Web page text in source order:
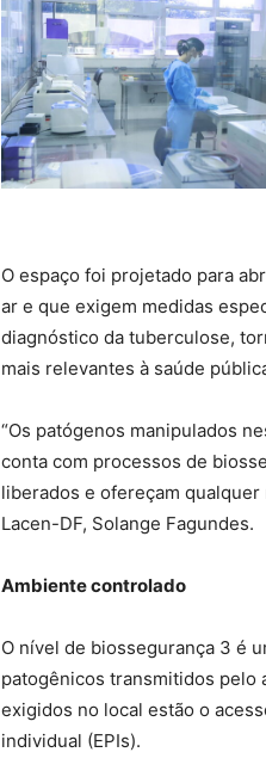
O espaço foi projetado para
ar e que exigem medidas
diagnóstico da tuberculose,
mais relevantes à saúde
“Os patógenos manipulados
conta com processos de
liberados e ofereçam
Lacen-DF, Solange Fagundes.
Ambiente controlado
O nível de biossegurança 3 é
patogênicos transmitidos pelo
exigidos no local estão o
individual (EPIs).